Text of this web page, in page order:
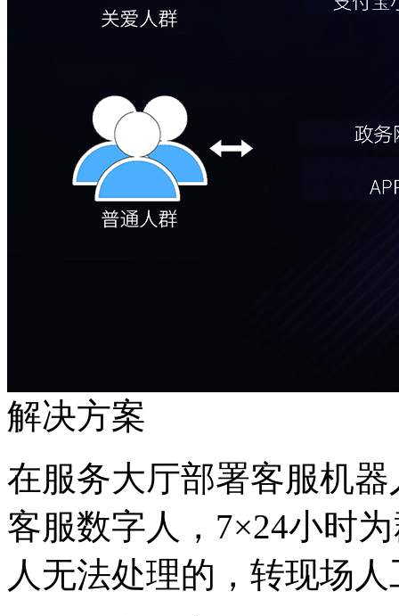
解决方案
在服务大厅部署客服机器
客服数字人，7×24小时
人无法处理的，转现场